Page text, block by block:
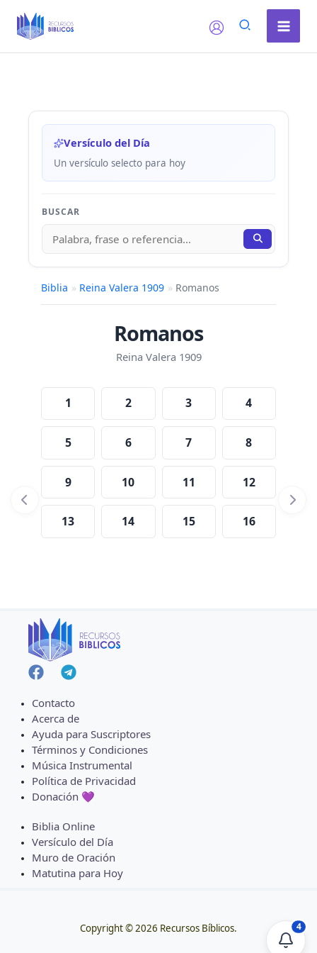
Versículo del Día
Un versículo selecto para hoy
BUSCAR
Biblia » Reina Valera 1909 » Romanos
Romanos
Reina Valera 1909
1 2 3 4
5 6 7 8
9 10 11 12
13 14 15 16
Contacto
Acerca de
Ayuda para Suscriptores
Términos y Condiciones
Música Instrumental
Política de Privacidad
Donación 💜
Biblia Online
Versículo del Día
Muro de Oración
Matutina para Hoy
Copyright © 2026 Recursos Bíblicos. 4